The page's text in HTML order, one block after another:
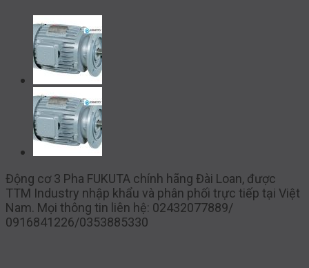
Động cơ 3 Pha FUKUTA chính hãng Đài Loan, được
TTM Industry nhập khẩu và phân phối trực tiếp tại Việt
Nam. Mọi thông tin liên hệ: 02432077889/
0916841226/0353885330